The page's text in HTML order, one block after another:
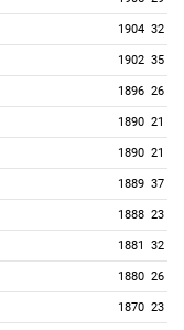
1904 32
1902 35
1896 26
1890 21
1890 21
1889 37
1888 23
1881 32
1880 26
1870 23